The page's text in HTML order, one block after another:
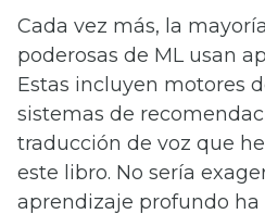
Cada vez más, la
poderosas de ML usan
Estas incluyen motores
sistemas de
traducción de voz que
este libro. No sería
aprendizaje profundo